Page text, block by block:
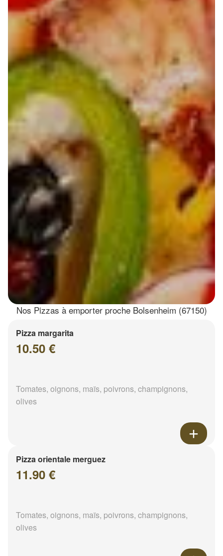
Nos Pizzas à emporter proche Bolsenheim (67150)
Pizza margarita
10.50 €
Tomates, oignons, maïs, poivrons, champignons,
olives
Pizza orientale merguez
11.90 €
Tomates, oignons, maïs, poivrons, champignons,
olives